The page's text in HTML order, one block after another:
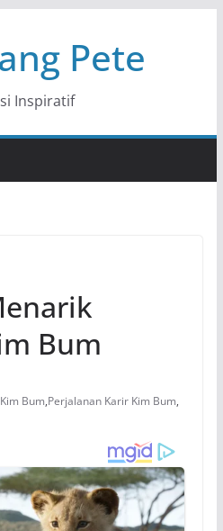
Pete
Inspiratif
Bum
Kim Bum,Perjalanan Karir Kim Bum,